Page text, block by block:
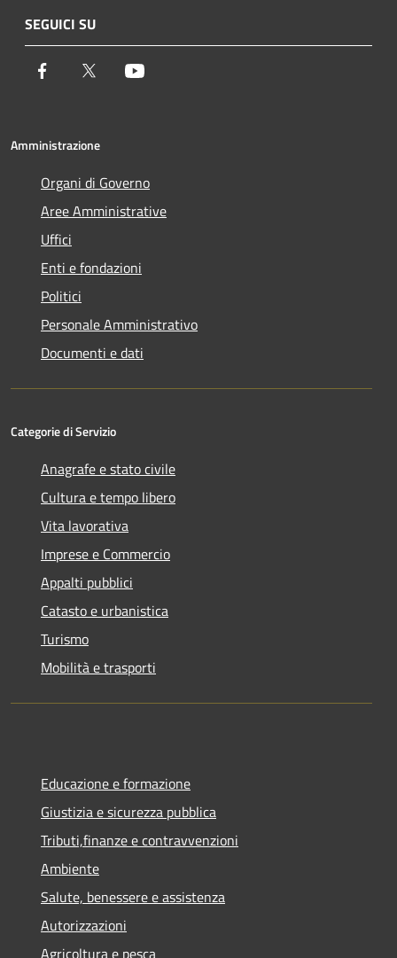
SEGUICI SU
Facebook Twitter
Amministrazione
Organi di Governo
Aree Amministrative
Uffici
Enti e fondazioni
Politici
Personale Amministrativo
Documenti e dati
Categorie di Servizio
Anagrafe e stato civile
Cultura e tempo libero
Vita lavorativa
Imprese e Commercio
Appalti pubblici
Catasto e urbanistica
Turismo
Mobilità e trasporti
Educazione e formazione
Giustizia e sicurezza pubblica
Tributi,finanze e contravvenzioni
Ambiente
Salute, benessere e assistenza
Autorizzazioni
Agricoltura e pesca